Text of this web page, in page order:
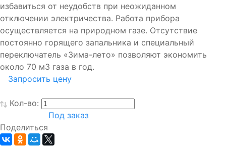
избавиться от неудобств при неожиданном
отключении электричества. Работа прибора
осуществляется на природном газе. Отсутствие
постоянно горящего запальника и специальный
переключатель «Зима-лето» позволяют экономить
около 70 м3 газа в год.
Запросить цену
Кол-во:
Под заказ
Поделиться